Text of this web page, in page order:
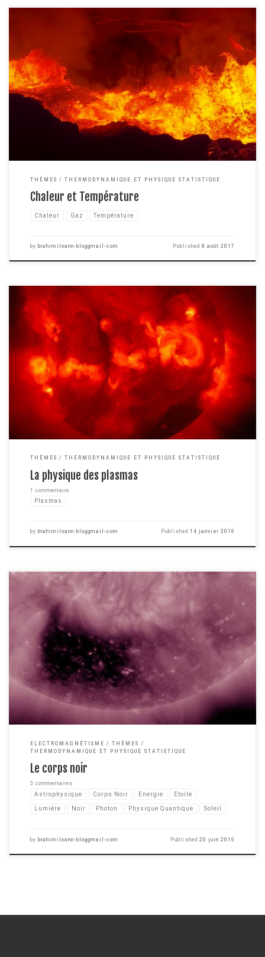
Puisqu'on est en été, on va parler de chaleur et de température. Ces
concepts semblent évidents lorsqu'on parle de la température d'un four par
exemple, ou encore de la chaleur dégagée par votre ordinateur lorsqu'il
tourne à plein régime. Mais savez vous ce que signifient réellement
température et chaleur ? […]
THÈMES THERMODYNAMIQUE ET PHYSIQUE STATISTIQUE
Chaleur et Température
Chaleur Gaz Température
by brahimiloann-bloggmail-com Published8 août 2017
Introduisons une nouvelle branche de la physique que je n'avais encore
jamais évoqué sur ce blog. La physique des plasmas est une partie de la
physique à l'interface entre de nombreuses disciplines comme la
mécanique quantique, la physique statistique, la physique atomique, la
thermodynamique ... . C'est une partie de […]
THÈMES THERMODYNAMIQUE ET PHYSIQUE STATISTIQUE
La physique des plasmas
1 commentaire
Plasmas
by brahimiloann-bloggmail-com Published14 janvier 2016
Si je vous demande ce qu'est un corps noir, vous me répondrez peut être
que c'est un objet de couleur noir comme il en existe au quotidien autour
de nous. Et bien c'est un peu plus compliqué que ça, si vous avez quelques
notions de physique, vous le savez probablement. […]
ELECTROMAGNÉTISME
THÈMES
THERMODYNAMIQUE ET PHYSIQUE STATISTIQUE
Le corps noir
3 commentaires
Astrophysique Corps Noir Energie Etoile
Lumière Noir Photon Physique Quantique Soleil
by brahimiloann-bloggmail-com Published20 juin 2015